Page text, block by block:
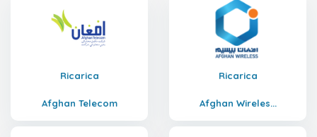
Ricarica
Afghan Telecom
Ricarica
Afghan Wireles...